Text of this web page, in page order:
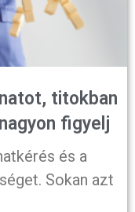
titokban
figyelj
és a
Sokan azt